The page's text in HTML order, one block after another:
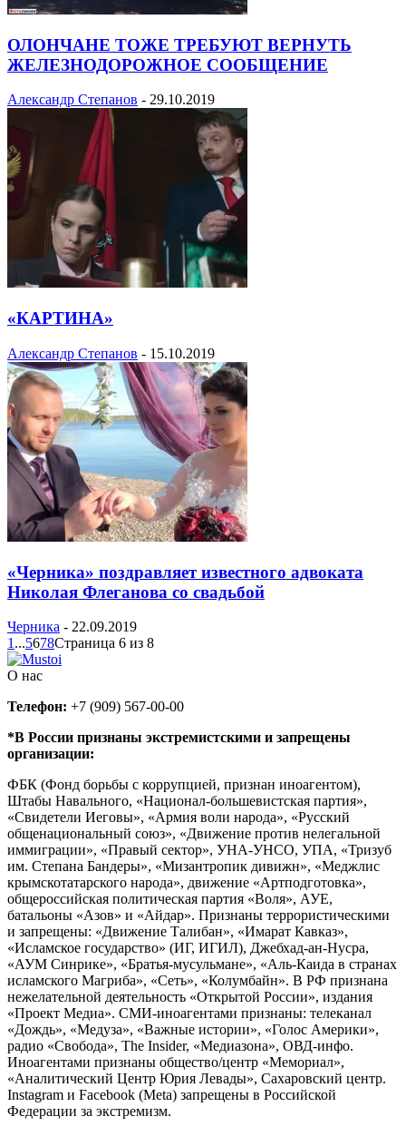
ОЛОНЧАНЕ ТОЖЕ ТРЕБУЮТ ВЕРНУТЬ
ЖЕЛЕЗНОДОРОЖНОЕ СООБЩЕНИЕ
Александр Степанов - 29.10.2019
«КАРТИНА»
Александр Степанов - 15.10.2019
«Черника» поздравляет известного адвоката
Николая Флеганова со свадьбой
Черника - 22.09.2019
1 ...5678Страница 6 из 8
О нас
Телефон: +7 (909) 567-00-00
*В России признаны экстремистскими и запрещены
организации:
ФБК (Фонд борьбы с коррупцией, признан иноагентом),
Штабы Навального, «Национал-большевистская партия»,
«Свидетели Иеговы», «Армия воли народа», «Русский
общенациональный союз», «Движение против нелегальной
иммиграции», «Правый сектор», УНА-УНСО, УПА, «Тризуб
им. Степана Бандеры», «Мизантропик дивижн», «Меджлис
крымскотатарского народа», движение «Артподготовка»,
общероссийская политическая партия «Воля», АУЕ,
батальоны «Азов» и «Айдар». Признаны террористическими
и запрещены: «Движение Талибан», «Имарат Кавказ»,
«Исламское государство» (ИГ, ИГИЛ), Джебхад-ан-Нусра,
«АУМ Синрике», «Братья-мусульмане», «Аль-Каида в странах
исламского Магриба», «Сеть», «Колумбайн». В РФ признана
нежелательной деятельность «Открытой России», издания
«Проект Медиа». СМИ-иноагентами признаны: телеканал
«Дождь», «Медуза», «Важные истории», «Голос Америки»,
радио «Свобода», The Insider, «Медиазона», ОВД-инфо.
Иноагентами признаны общество/центр «Мемориал»,
«Аналитический Центр Юрия Левады», Сахаровский центр.
Instagram и Facebook (Metа) запрещены в Российской
Федерации за экстремизм.